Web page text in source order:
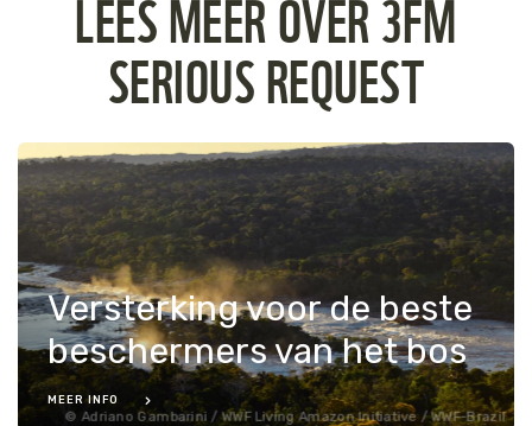
SERIOUS REQUEST
Adriano Gambarini / WWF Living Amazon Initiative / WWF-Brazil
Versterking voor de beste
beschermers van het bos
MEER INFO